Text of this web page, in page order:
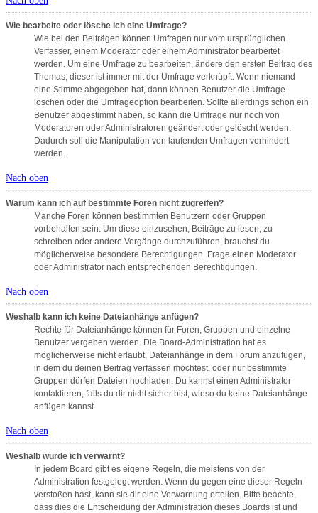
Wie bearbeite oder lösche ich eine Umfrage?
Wie bei den Beiträgen können Umfragen nur vom ursprünglichen
Verfasser, einem Moderator oder einem Administrator bearbeitet
werden. Um eine Umfrage zu bearbeiten, ändere den ersten Beitrag des
Themas; dieser ist immer mit der Umfrage verknüpft. Wenn niemand
eine Stimme abgegeben hat, dann können Benutzer die Umfrage
löschen oder die Umfrageoption bearbeiten. Sollte allerdings schon ein
Benutzer abgestimmt haben, so kann die Umfrage nur noch von
Moderatoren oder Administratoren geändert oder gelöscht werden.
Dadurch soll die Manipulation von laufenden Umfragen verhindert
werden.
Nach oben
Warum kann ich auf bestimmte Foren nicht zugreifen?
Manche Foren können bestimmten Benutzern oder Gruppen
vorbehalten sein. Um diese einzusehen, Beiträge zu lesen, zu
schreiben oder andere Vorgänge durchzuführen, brauchst du
möglicherweise besondere Berechtigungen. Frage einen Moderator
oder Administrator nach entsprechenden Berechtigungen.
Nach oben
Weshalb kann ich keine Dateianhänge anfügen?
Rechte für Dateianhänge können für Foren, Gruppen und einzelne
Benutzer vergeben werden. Die Board-Administration hat es
möglicherweise nicht erlaubt, Dateianhänge in dem Forum anzufügen,
in dem du deinen Beitrag verfassen möchtest, oder nur bestimmte
Gruppen dürfen Dateien hochladen. Du kannst einen Administrator
kontaktieren, falls du dir nicht sicher bist, wieso du keine Dateianhänge
anfügen kannst.
Nach oben
Weshalb wurde ich verwarnt?
In jedem Board gibt es eigene Regeln, die meistens von der
Administration festgelegt werden. Wenn du gegen eine dieser Regeln
verstoßen hast, kann sie dir eine Verwarnung erteilen. Bitte beachte,
dass dies die Entscheidung der Administration dieses Boards ist und